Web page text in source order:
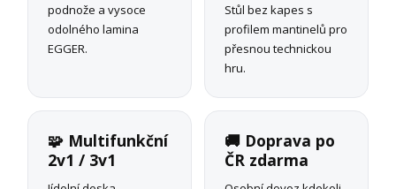
podnože a vysoce
odolného lamina
EGGER.
Stůl bez kapes s
profilem mantinelů pro
přesnou technickou
hru.
🧩 Multifunkční
2v1 / 3v1
🚚 Doprava po
ČR zdarma